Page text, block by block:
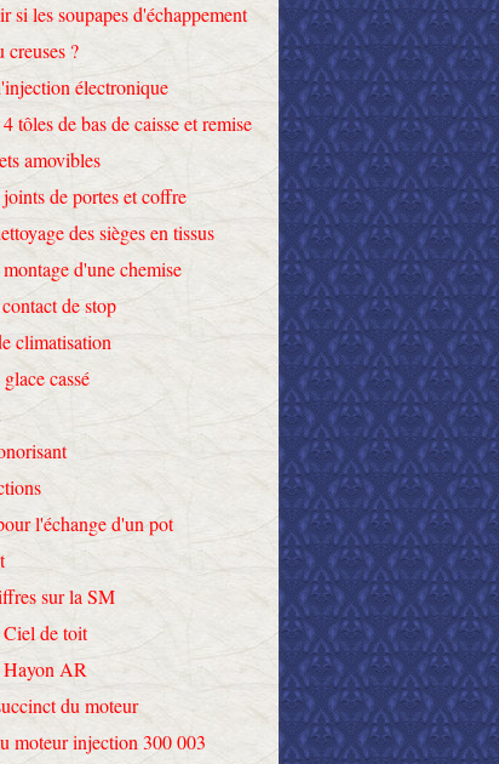
si les soupapes d'échappement
creuses ?
électronique
tôles de bas de caisse et remise
amovibles
de portes et coffre
des sièges en tissus
d'une chemise
de stop
climatisation
cassé
l'échange d'un pot
sur la SM
de toit
AR
du moteur
moteur injection 300 003